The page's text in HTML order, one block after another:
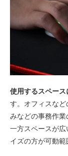
使用するスペー
す。オフィスな
みなどの事務作業
一方スペースが
イズの方が可動範